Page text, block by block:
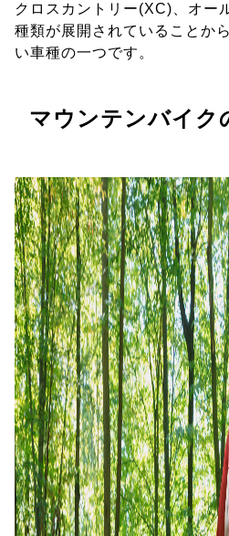
クロスカントリー(XC)、オー
種類が展開されていることか
い車種の一つです。
マウンテンバイク